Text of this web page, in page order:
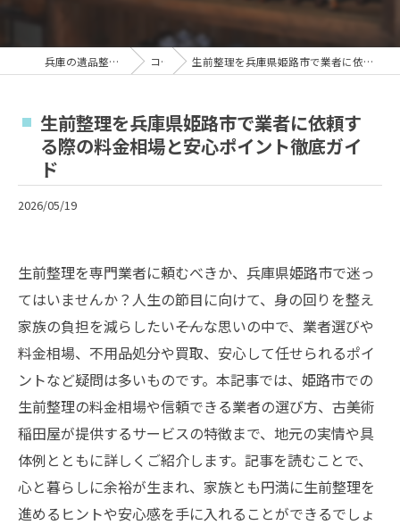
兵庫の遺品整理なら古美術 稲田屋 コラム 生前整理を兵庫県姫路市で業者に依頼する際の料金相場と安心ポイント徹底ガイド
生前整理を兵庫県姫路市で業者に依頼す
る際の料金相場と安心ポイント徹底ガイ
ド
2026/05/19
生前整理を専門業者に頼むべきか、兵庫県姫路市で迷っ
てはいませんか？人生の節目に向けて、身の回りを整え
家族の負担を減らしたい――そんな思いの中で、業者選びや
料金相場、不用品処分や買取、安心して任せられるポイ
ントなど疑問は多いものです。本記事では、姫路市での
生前整理の料金相場や信頼できる業者の選び方、古美術
稲田屋が提供するサービスの特徴まで、地元の実情や具
体例とともに詳しくご紹介します。記事を読むことで、
心と暮らしに余裕が生まれ、家族とも円満に生前整理を
進めるヒントや安心感を手に入れることができるでしょ